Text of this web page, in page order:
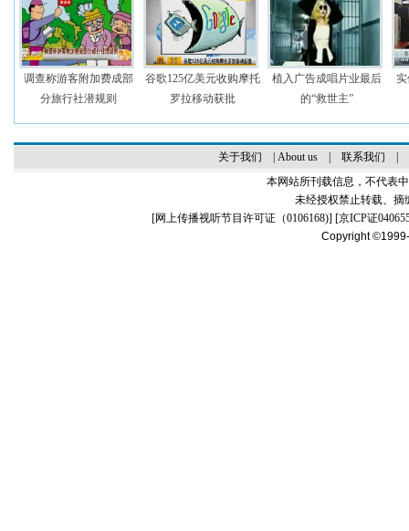
调查称游客附加费成部
分旅行社潜规则
谷歌125亿美元收购摩托
罗拉移动获批
植入广告成唱片业最后
的“救世主”
关于我们 About us| 联系我们
本网站所刊载信息，不代表
未经授权禁止转载、摘
[网上传播视听节目许可证（0106168)] [京ICP证
Copyright